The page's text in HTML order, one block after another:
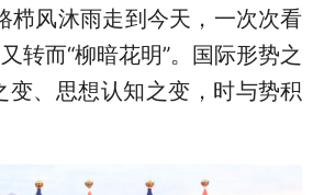
栉风沐雨走到今天，一次次看
转而“柳暗花明”。国际形势之
变、思想认知之变，时与势积